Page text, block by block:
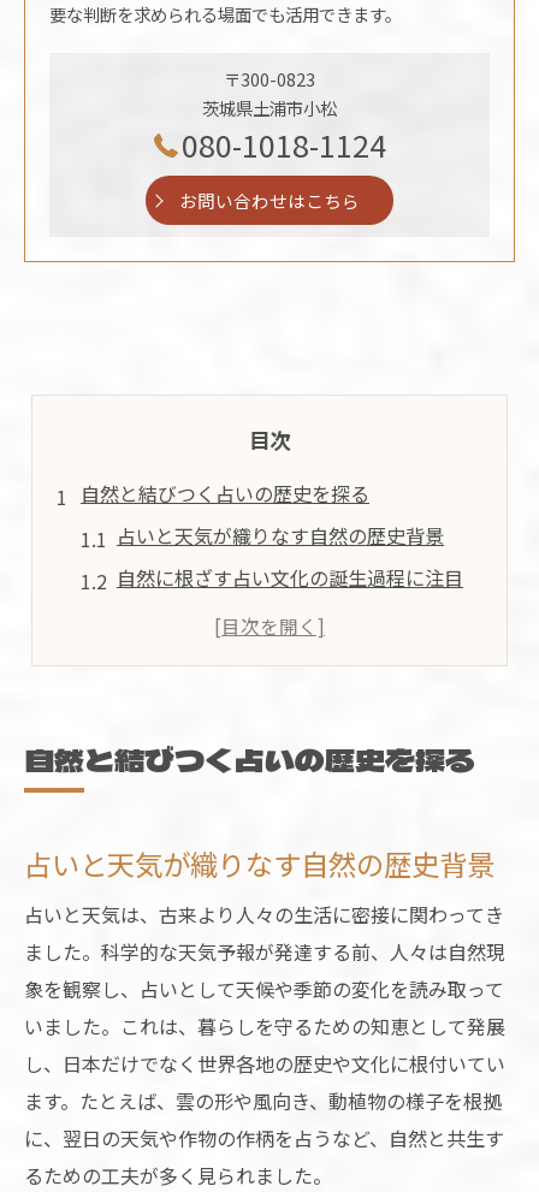
要な判断を求められる場面でも活用できます。
〒300-0823
茨城県土浦市小松
080-1018-1124
お問い合わせはこちら
目次
自然と結びつく占いの歴史を探る
占いと天気が織りなす自然の歴史背景
自然に根ざす占い文化の誕生過程に注目
歴史と自然が育んだ占いの知恵とは
天気と占いの関係性を歴史から読み解く
天気予報以前の占い知識とは何か
占いで天気を読む伝統的手法の特徴
自然を活用した占いと天気の見極め方
歴史に残る天気占いの技術を解説
雲や風から読み解く昔の占い術
雲の形で未来を占う伝統的な知恵
風の流れが伝える占いの自然サイン
占いで天気を読む雲や風の観察法
自然の変化を捉える昔の占い技術
自然と結びつく占いの歴史を探る
占いと天気が織りなす自然の歴史背景
占いと天気は、古来より人々の生活に密接に関わってき
ました。科学的な天気予報が発達する前、人々は自然現
象を観察し、占いとして天候や季節の変化を読み取って
いました。これは、暮らしを守るための知恵として発展
し、日本だけでなく世界各地の歴史や文化に根付いてい
ます。たとえば、雲の形や風向き、動植物の様子を根拠
に、翌日の天気や作物の作柄を占うなど、自然と共生す
るための工夫が多く見られました。